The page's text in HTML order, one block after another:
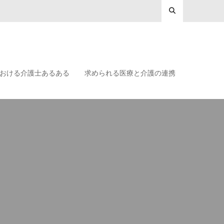
ける介護士あるある 求められる医療と介護の連携